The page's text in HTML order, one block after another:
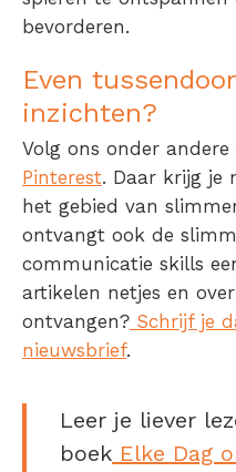
bevorderen.
Even
inzichten?
Volg ons onder andere
Pinterest. Daar krijg je
het gebied van
ontvangt ook de
communicatie skills
artikelen netjes en
ontvangen? Schrijf je
nieuwsbrief.
Leer je liever
boek Elke Dag